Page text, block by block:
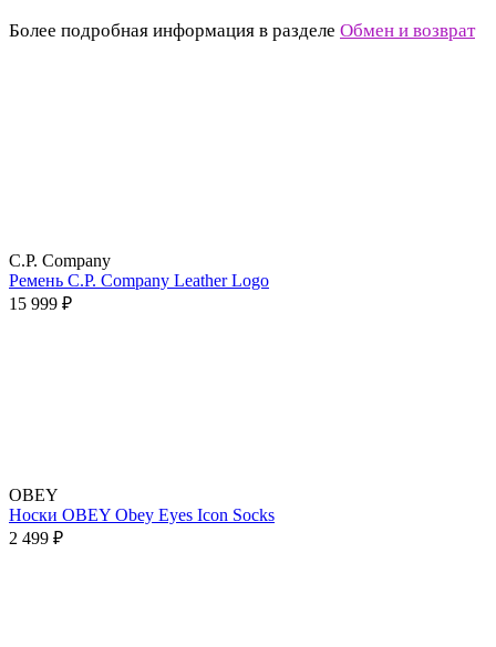
Более подробная информация в разделе Обмен и возврат
C.P. Company
Ремень C.P. Company Leather Logo
15 999 ₽
OBEY
Носки OBEY Obey Eyes Icon Socks
2 499 ₽